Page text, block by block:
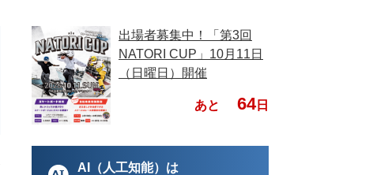
出場者募集中！「第3回
NATORI CUP」10月11日
（日曜日）開催
あと 64日
AI（人工知能）は